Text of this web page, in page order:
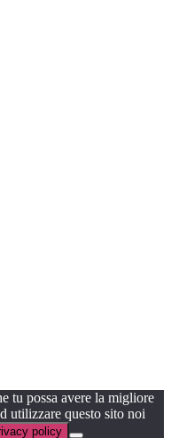
tu possa avere la migliore
utilizzare questo sito noi
policy